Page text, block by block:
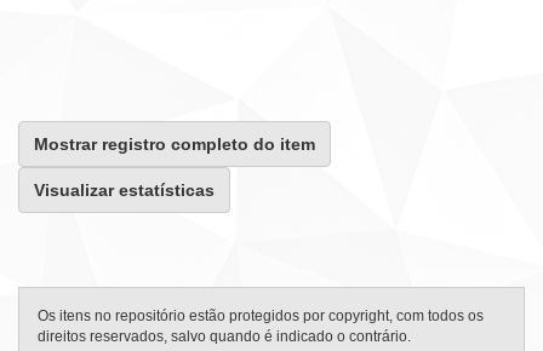
Mostrar registro completo do item
Visualizar estatísticas
Os itens no repositório estão protegidos por copyright, com todos os
direitos reservados, salvo quando é indicado o contrário.